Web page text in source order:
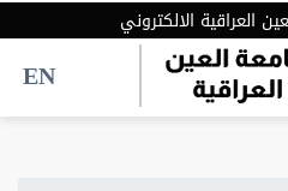
العراقية الالكتروني
EN